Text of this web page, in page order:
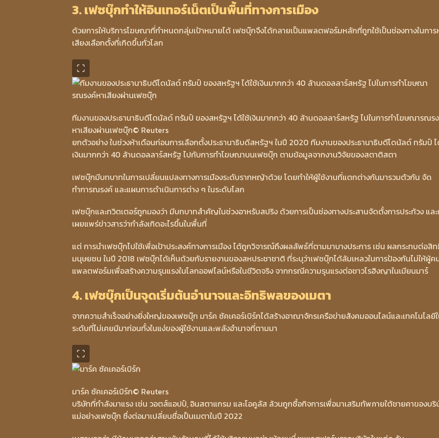
3. เฟซบุ๊กทำให้อินเทอร์เน็ตเป็นพื้นที่ทางการเมือง
ด้วยการให้บริการโฆษณาที่กำหนดกลุ่มเป้าหมายได้ เฟซบุ๊กจึงได้กลายเป็นแพลตฟอร์มหลักที่ถูกใช้เป็นช่องทางในการ
เสียงเลือกตั้งที่เกิดขึ้นทั่วโลก
ทีมงานของประธานาธิบดีโดนัลด์ ทรัมป์ ของสหรัฐฯ ได้ใช้เงินมากกว่า 40 ล้านดอลลาร์สหรัฐ ไปในการทำโฆษณารณร
หาเสียงผ่านเฟซบุ๊ก© Reuters
ยกตัวอย่าง ในช่วงห้าเดือนก่อนการเลือกตั้งประธานาธิบดีสหรัฐฯ ในปี 2020 ทีมงานของประธานาธิบดีโดนัลด์ ทรัมป์ ไ
เงินมากกว่า 40 ล้านดอลลาร์สหรัฐ ไปกับการทำโฆษณาบนเฟซบุ๊ก ตามข้อมูลจากงานวิจัยของสตาติสตา
เฟซบุ๊กมีบทบาทในการเปลี่ยนแปลงทางการเมืองระดับรากหญ้าด้วย โดยทำให้ผู้ใช้งานที่แตกต่างกันมารวมตัวกัน จัด
ทำการณรงค์ และแผนการดำเนินการต่าง ๆ ในระดับโลก
เฟซบุ๊กและทวิตเตอร์ถูกมองว่า มีบทบาทสำคัญในช่วงอาหรับสปริง ด้วยการเป็นช่องทางประสานจัดตั้งการประท้วง แล
เผยแพร่ข่าวสารว่ากำลังเกิดอะไรขึ้นในพื้นที่
แต่ การนำเฟซบุ๊กไปใช้เพื่อเป้าประสงค์ทางการเมือง ได้ถูกวิจารณ์ถึงผลลัพธ์ที่ตามมาบางประการ เช่น ผลกระทบต่อสิ
มนุษยชน ในปี 2018 เฟซบุ๊กได้เห็นด้วยกับรายงานของสหประชาชาติ ที่ระบุว่าเฟซบุ๊กได้ล้มเหลวในการป้องกันไม่ให้ผู้ค
แพลตฟอร์มเพื่อสร้างความรุนแรงในโลกออฟไลน์หรือในชีวิตจริง จากกรณีความรุนแรงต่อชาวโรฮิงญาในเมียนมาร์
4. เฟซบุ๊กเป็นจุดเริ่มต้นอำนาจและอิทธิพลของเมตา
จากความสำเร็จอย่างยิ่งใหญ่ของเฟซบุ๊ก มาร์ค ซัคเคอร์เบิร์กได้สร้างอาณาจักรเครือข่ายสังคมออนไลน์และเทคโนโลยี
ระดับที่ไม่เคยมีมาก่อนทั้งในแง่ของผู้ใช้งานและพลังอำนาจที่ตามมา
มาร์ค ซัคเคอร์เบิร์ก© Reuters
บริษัทที่กำลังมาแรง เช่น วอตส์แอปป์, อินสตาแกรม และโอคูลัส ล้วนถูกซื้อกิจการเพื่อมาเสริมทัพภายใต้ชายคาของบริ
แม่อย่างเฟซบุ๊ก ซึ่งต่อมาเปลี่ยนชื่อเป็นเมตาในปี 2022